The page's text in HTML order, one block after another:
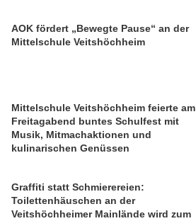
AOK fördert „Bewegte Pause“ an der
Mittelschule Veitshöchheim
Mittelschule Veitshöchheim feierte am
Freitagabend buntes Schulfest mit
Musik, Mitmachaktionen und
kulinarischen Genüssen
Graffiti statt Schmierereien:
Toilettenhäuschen an der
Veitshöchheimer Mainlände wird zum